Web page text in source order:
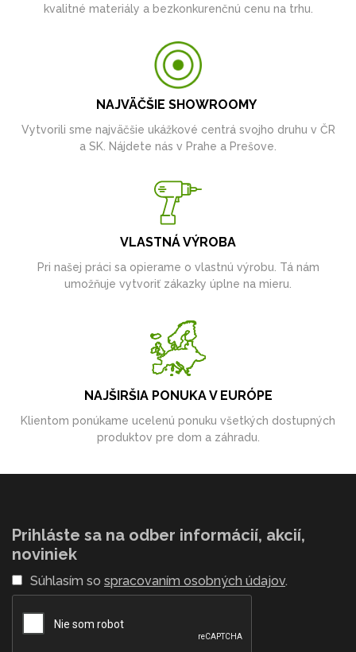
kvalitné materiály a bezkonkurenčnú cenu na trhu.
NAJVÄČŠIE SHOWROOMY
Vytvorili sme najväčšie ukážkové centrá svojho druhu v ČR
a SK. Nájdete nás v Prahe a Prešove.
VLASTNÁ VÝROBA
Pri našej práci sa opierame o vlastnú výrobu. Tá nám
umožňuje vytvoriť zákazky úplne na mieru.
NAJŠIRŠIA PONUKA V EURÓPE
Klientom ponúkame ucelenú ponuku všetkých dostupných
produktov pre dom a záhradu.
Prihláste sa na odber informácií, akcií,
noviniek
Súhlasím so spracovaním osobných údajov.